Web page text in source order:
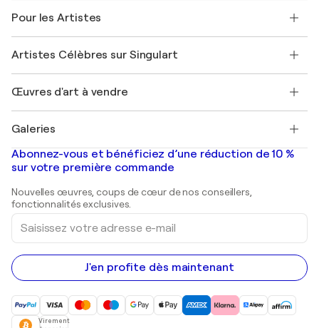
Offrir une carte cadeau
Rejoignez notre programme commercial
Mon compte
+33 1 76 44 06 42
FAQ
Magazine Singulart
Emplois
Découvrez une sélection d'art original
Pour les Artistes
Se connecter en tant qu'Artiste
Artistes Célèbres sur Singulart
Marc Chagall
Banksy
Mr. Brainwash
Shepard Fairey
Œuvres d'art à vendre
Tableaux abstraits à vendre
Peintures de paysage
Estampes
Peintures acryliques
Galeries
Galeries d'art en France
Galeries d'art en Belgique
Abonnez-vous et bénéficiez d’une réduction de 10 %
sur votre première commande
Nouvelles œuvres, coups de cœur de nos conseillers,
fonctionnalités exclusives.
Saisissez
votre
adresse
e-
mail
J'en profite dès maintenant
Virement